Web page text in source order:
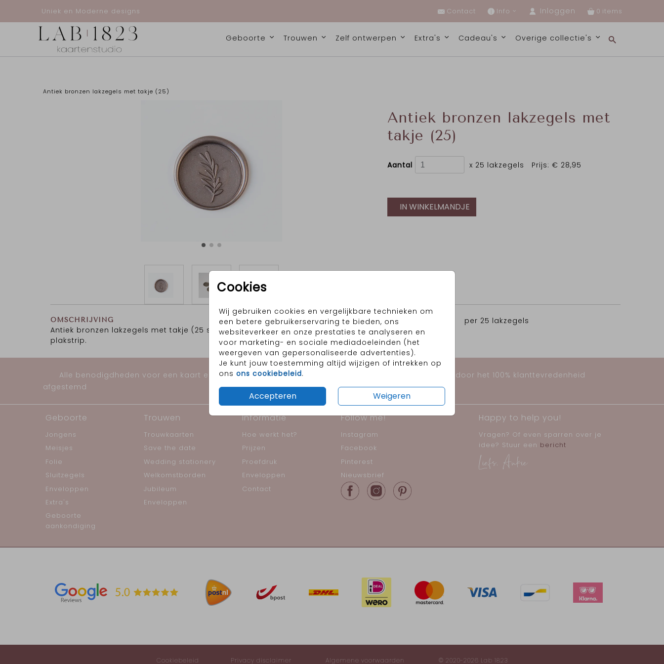
Uniek en Moderne designs Contact Info Inloggen 0
Geboorte Trouwen Zelf ontwerpen Extra's Cadeau's Overige collectie's
Cookies
Wij gebruiken cookies en vergelijkbare technieken om
een betere gebruikerservaring te bieden, ons
websiteverkeer en onze prestaties te analyseren en
voor marketing- en sociale mediadoeleinden (het
weergeven van gepersonaliseerde advertenties).
Je kunt jouw toestemming altijd wijzigen of intrekken op
ons ons cookiebeleid.
Accepteren Weigeren
Antiek bronzen lakzegels met takje (25)
Antiek bronzen lakzegels met
takje (25)
Aantal x 25 lakzegels Prijs:€ 28,95
IN WINKELMANDJE
OMSCHRIJVING
Antiek bronzen lakzegels met takje (25 stuks). Formaat: ⌀ 3 cm en inclusief
plakstrip.
Prijs: per 25 lakzegels
Alle benodigdheden voor een kaart en alles op elkaar
afgestemd
Altijd een mooie kaart in huis door het 100% klanttevredenheid
garantie
Geboorte
Jongens
Meisjes
Folie
Sluitzegels
Enveloppen
Extra's
Geboorte
aankondiging
Trouwen
Trouwkaarten
Save the date
Wedding stationery
Welkomstborden
Jubileum
Enveloppen
Informatie
Hoe werkt het?
Prijzen
Proefdruk
Enveloppen
Contact
Follow me!
Instagram
Facebook
Pinterest
Nieuwsbrief
Happy to help you!
Vragen? Of even sparren over je
idee? Stuur een bericht
Cookiebeleid Privacy disclaimer Algemene voorwaarden © 2020-2026 Lab 1823